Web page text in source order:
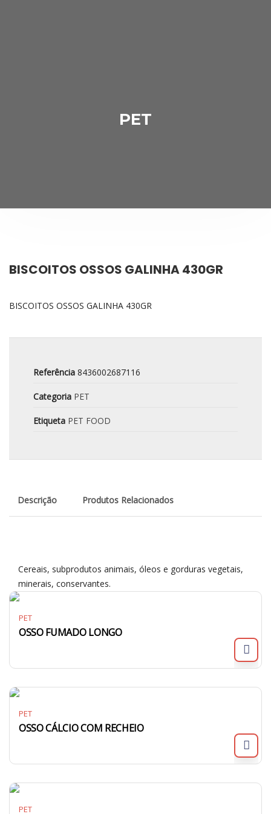
PET
BISCOITOS OSSOS GALINHA 430GR
BISCOITOS OSSOS GALINHA 430GR
Referência 8436002687116
Categoria PET
Etiqueta PET FOOD
Descrição Produtos Relacionados
Cereais, subprodutos animais, óleos e gorduras vegetais,
minerais, conservantes.
PET
OSSO FUMADO LONGO
PET
OSSO CÁLCIO COM RECHEIO
PET